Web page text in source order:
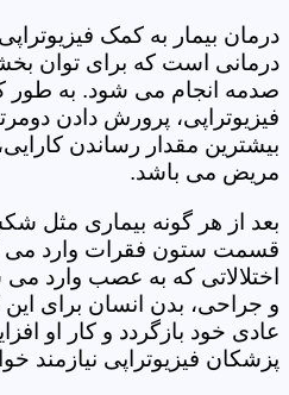
درمان بیمار به کمک
درمانی است که برای توان
صدمه انجام می شود. به طور
فیزیوتراپی، پرورش دادن
بیشترین مقدار رساندن
مریض می باشد.
بعد از هر گونه بیماری مثل
قسمت ستون فقرات وارد می
اختلالاتی که به عصب وارد
و جراحی، بدن انسان برای
عادی خود بازگردد و کار او
پزشکان فیزیوتراپی نیازمند